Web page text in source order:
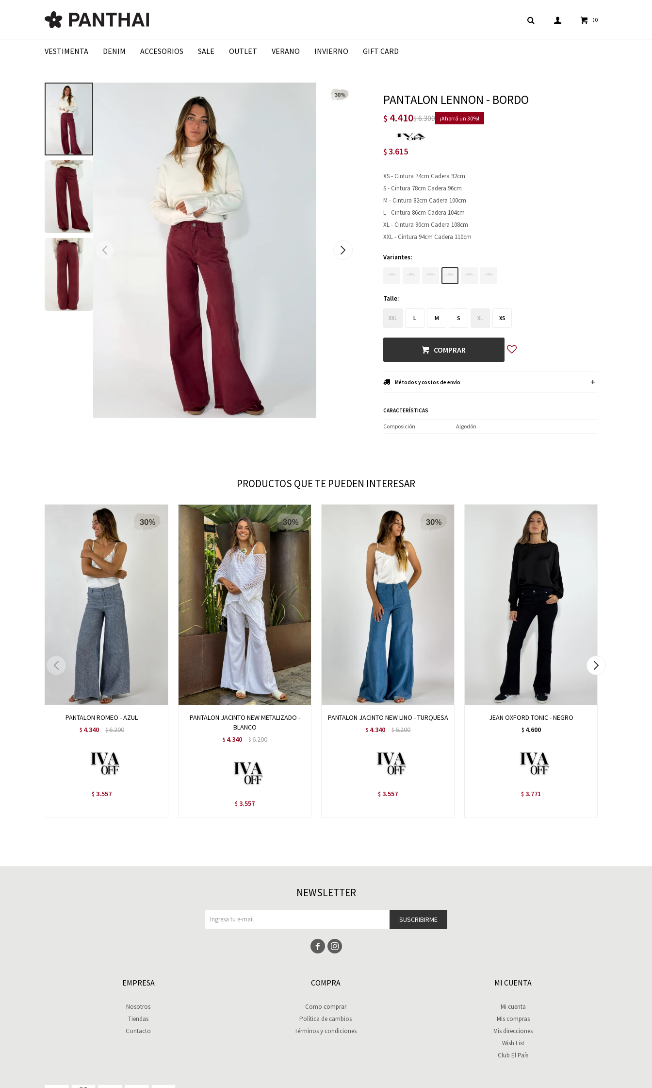
VESTIMENTA DENIM ACCESORIOS SALE OUTLET VERANO INVIERNO GIFT CARD
$0
PANTALON LENNON - BORDO
$ 4.410$6.300 30
$ 3.615
XS - Cintura 74cm Cadera 92cm
S - Cintura 78cm Cadera 96cm
M - Cintura 82cm Cadera 100cm
L - Cintura 86cm Cadera 104cm
XL - Cintura 90cm Cadera 108cm
XXL - Cintura 94cm Cadera 110cm
Variantes:
Talle:
XXL L M S XL XS
COMPRAR
Métodos y costos de envío
CARACTERÍSTICAS
Composición Algodón
PRODUCTOS QUE TE PUEDEN INTERESAR
PANTALON ROMEO - AZUL
$ 4.340 $6.200
$ 3.557
PANTALON JACINTO NEW METALIZADO -
BLANCO
$ 4.340 $6.200
$ 3.557
PANTALON JACINTO NEW LINO - TURQUESA
$ 4.340 $6.200
$ 3.557
JEAN OXFORD TONIC - NEGRO
$ 4.600
$ 3.771
EMPRESA
Nosotros
Tiendas
Contacto
COMPRA
Como comprar
Política de cambios
Términos y condiciones
MI CUENTA
Mi cuenta
Mis compras
Mis direcciones
Wish List
Club El País
NEWSLETTER
SUSCRIBIRME
 